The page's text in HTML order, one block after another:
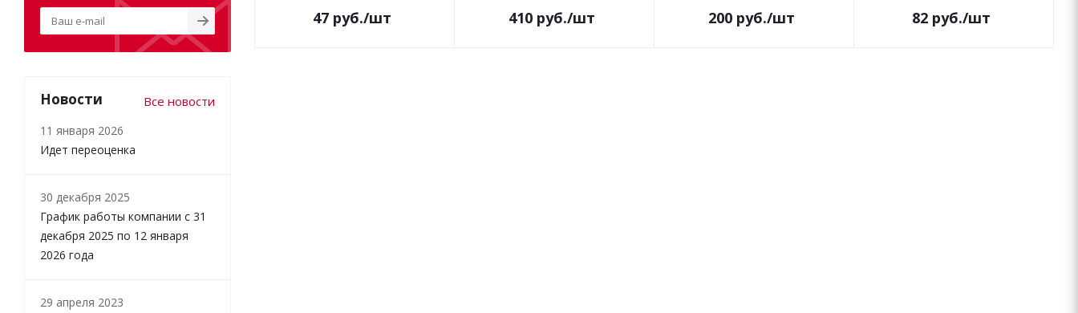
47 руб./шт 410 руб./шт 200 руб./шт 82 руб./шт
Новости Все новости
11 января 2026
Идет переоценка
30 декабря 2025
График работы компании с 31
декабря 2025 по 12 января
2026 года
29 апреля 2023